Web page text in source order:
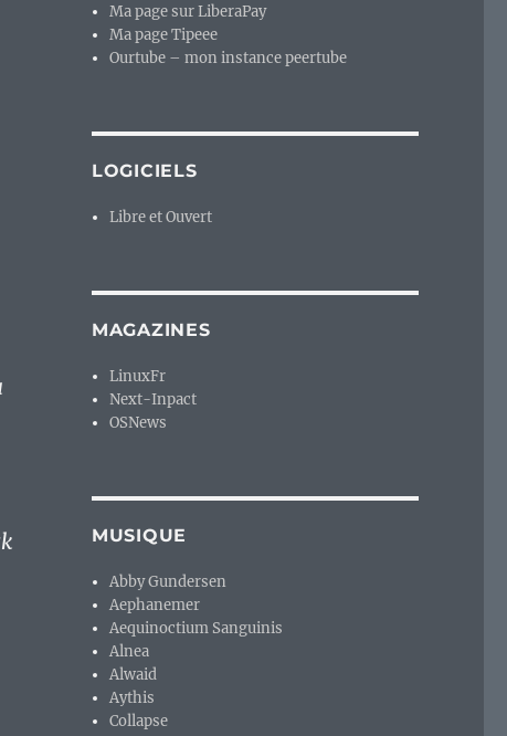
Ma page sur LiberaPay
Ma page Tipeee
Ourtube – mon instance peertube
LOGICIELS
Libre et Ouvert
MAGAZINES
LinuxFr
Next-Inpact
OSNews
MUSIQUE
Abby Gundersen
Aephanemer
Aequinoctium Sanguinis
Alnea
Alwaid
Aythis
Collapse